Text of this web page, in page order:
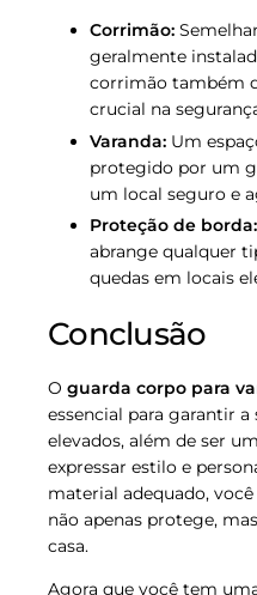
Corrimão:
geralmente
corrimão também
crucial na
Varanda: Um
protegido por um
um local seguro e
Proteção de borda:
abrange qualquer
quedas em locais
Conclusão
O guarda corpo para
essencial para garantir
elevados, além de ser
expressar estilo e
material adequado,
não apenas protege,
casa.
Agora que você tem